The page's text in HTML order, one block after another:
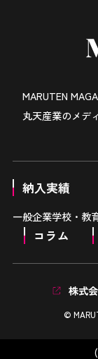
MARUTEN
丸天産業のメデ
納入実績
一般企業学校・教
コラム
株式
©